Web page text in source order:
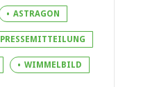
ASTRAGON
PRESSEMITTEILUNG
WIMMELBILD